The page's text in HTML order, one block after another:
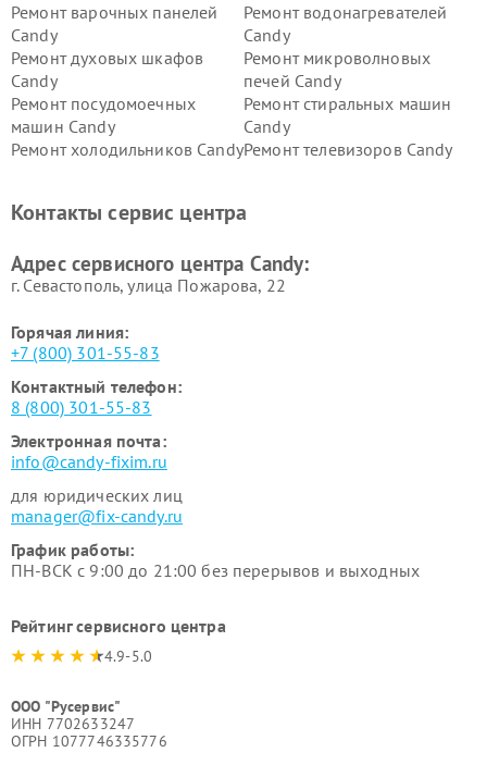
Ремонт варочных панелей
Candy
Ремонт водонагревателей
Candy
Ремонт духовых шкафов
Candy
Ремонт микроволновых
печей Candy
Ремонт посудомоечных
машин Candy
Ремонт стиральных машин
Candy
Ремонт холодильников CandyРемонт телевизоров Candy
Контакты сервис центра
Адрес сервисного центра Candy:
г. Севастополь, улица Пожарова, 22
Горячая линия:
+7 (800) 301-55-83
Контактный телефон:
8 (800) 301-55-83
Электронная почта:
info@candy-fixim.ru
для юридических лиц
manager@fix-candy.ru
График работы:
ПН-ВСК с 9:00 до 21:00 без перерывов и выходных
Рейтинг сервисного центра
4.9-5.0
ООО "Русервис"
ИНН 7702633247
ОГРН 1077746335776